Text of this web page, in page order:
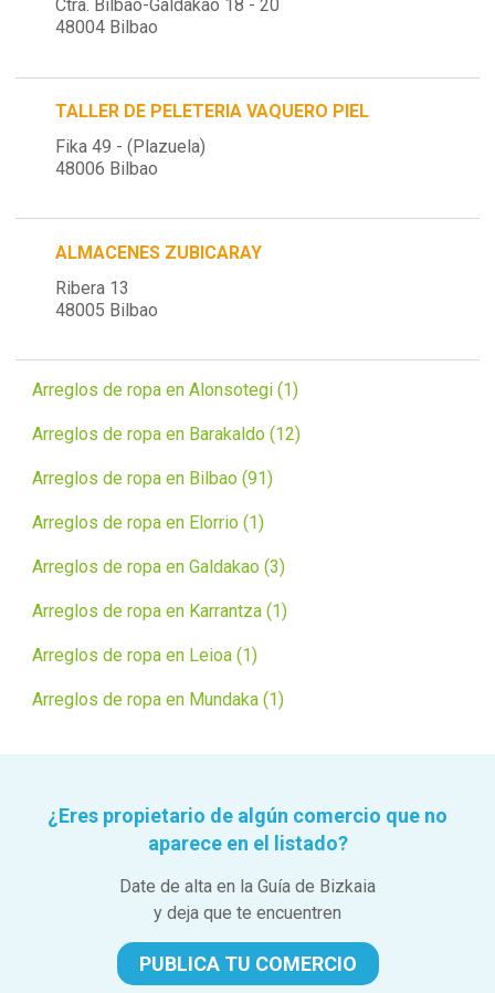
Ctra. Bilbao-Galdakao 18 - 20
48004 Bilbao
TALLER DE PELETERIA VAQUERO PIEL
Fika 49 - (Plazuela)
48006 Bilbao
ALMACENES ZUBICARAY
Ribera 13
48005 Bilbao
Arreglos de ropa en Alonsotegi (1)
Arreglos de ropa en Barakaldo (12)
Arreglos de ropa en Bilbao (91)
Arreglos de ropa en Elorrio (1)
Arreglos de ropa en Galdakao (3)
Arreglos de ropa en Karrantza (1)
Arreglos de ropa en Leioa (1)
Arreglos de ropa en Mundaka (1)
¿Eres propietario de algún comercio que no
aparece en el listado?
Date de alta en la Guía de Bizkaia
y deja que te encuentren
PUBLICA TU COMERCIO